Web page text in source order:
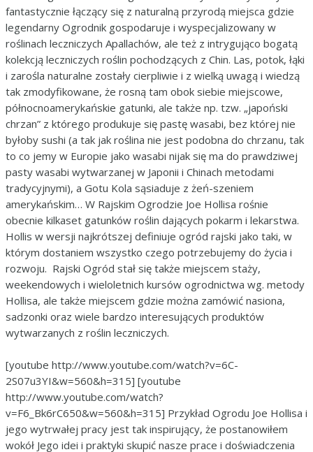
fantastycznie łączący się z naturalną przyrodą miejsca gdzie
legendarny Ogrodnik gospodaruje i wyspecjalizowany w
roślinach leczniczych Apallachów, ale też z intrygująco bogatą
kolekcją leczniczych roślin pochodzących z Chin. Las, potok, łąki
i zarośla naturalne zostały cierpliwie i z wielką uwagą i wiedzą
tak zmodyfikowane, że rosną tam obok siebie miejscowe,
północnoamerykańskie gatunki, ale także np. tzw. „japoński
chrzan” z którego produkuje się pastę wasabi, bez której nie
byłoby sushi (a tak jak roślina nie jest podobna do chrzanu, tak
to co jemy w Europie jako wasabi nijak się ma do prawdziwej
pasty wasabi wytwarzanej w Japonii i Chinach metodami
tradycyjnymi), a Gotu Kola sąsiaduje z żeń-szeniem
amerykańskim… W Rajskim Ogrodzie Joe Hollisa rośnie
obecnie kilkaset gatunków roślin dających pokarm i lekarstwa.
Hollis w wersji najkrótszej definiuje ogród rajski jako taki, w
którym dostaniem wszystko czego potrzebujemy do życia i
rozwoju. Rajski Ogród stał się także miejscem staży,
weekendowych i wieloletnich kursów ogrodnictwa wg. metody
Hollisa, ale także miejscem gdzie można zamówić nasiona,
sadzonki oraz wiele bardzo interesujących produktów
wytwarzanych z roślin leczniczych.
[youtube http://www.youtube.com/watch?v=6C-
2S07u3YI&w=560&h=315] [youtube
http://www.youtube.com/watch?
v=F6_Bk6rC650&w=560&h=315] Przykład Ogrodu Joe Hollisa i
jego wytrwałej pracy jest tak inspirujący, że postanowiłem
wokół Jego idei i praktyki skupić nasze prace i doświadczenia